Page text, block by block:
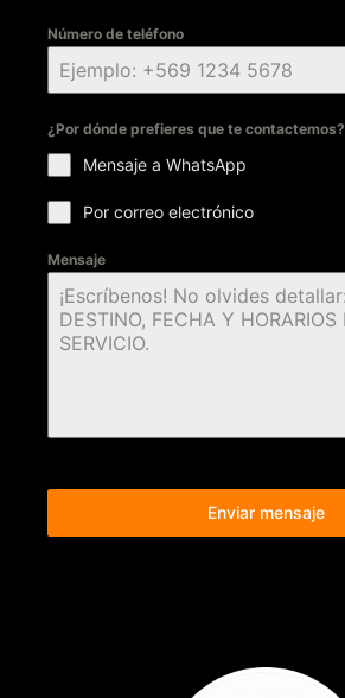
Número de teléfono
¿Por dónde prefieres que te contactemos?
Mensaje a WhatsApp
Por correo electrónico
Mensaje
Enviar mensaje